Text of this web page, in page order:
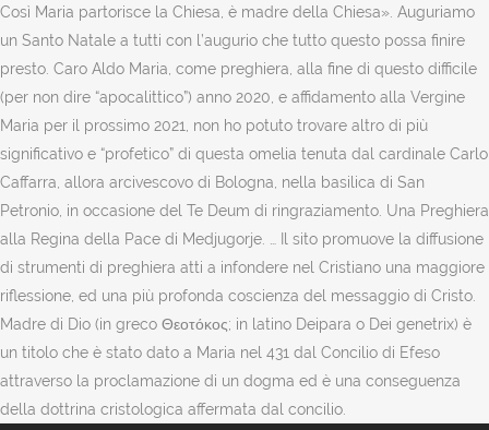
Così Maria partorisce la Chiesa, è madre della Chiesa». Auguriamo
un Santo Natale a tutti con l’augurio che tutto questo possa finire
presto. Caro Aldo Maria, come preghiera, alla fine di questo difficile
(per non dire “apocalittico”) anno 2020, e affidamento alla Vergine
Maria per il prossimo 2021, non ho potuto trovare altro di più
significativo e “profetico” di questa omelia tenuta dal cardinale Carlo
Caffarra, allora arcivescovo di Bologna, nella basilica di San
Petronio, in occasione del Te Deum di ringraziamento. Una Preghiera
alla Regina della Pace di Medjugorje. … Il sito promuove la diffusione
di strumenti di preghiera atti a infondere nel Cristiano una maggiore
riflessione, ed una più profonda coscienza del messaggio di Cristo.
Madre di Dio (in greco Θεοτόκος; in latino Deipara o Dei genetrix) è
un titolo che è stato dato a Maria nel 431 dal Concilio di Efeso
attraverso la proclamazione di un dogma ed è una conseguenza
della dottrina cristologica affermata dal concilio.